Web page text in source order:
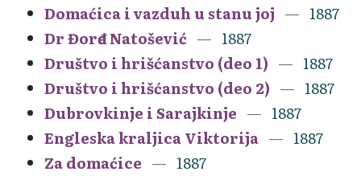
Domaćica i vazduh u stanu joj
1887
Dr Đorđe Natošević
1887
Društvo i hrišćanstvo (deo 1)
1887
Društvo i hrišćanstvo (deo 2)
1887
Dubrovkinje i Sarajkinje
1887
Engleska kraljica Viktorija
1887
Za domaćice
1887